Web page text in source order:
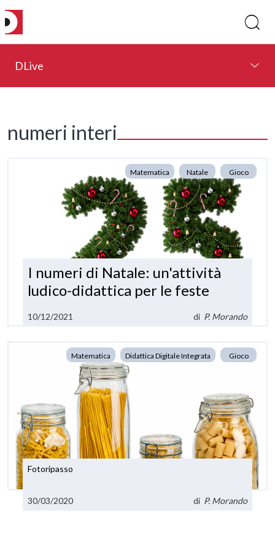
DLive
numeri interi
Matematica Natale Gioco
I numeri di Natale: un'attività
ludico-didattica per le feste
10/12/2021 di P. Morando
Matematica Didattica Digitale Integrata Gioco
Fotoripasso
30/03/2020 di P. Morando